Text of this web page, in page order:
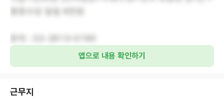
앱으로 내용 확인하기
근무지